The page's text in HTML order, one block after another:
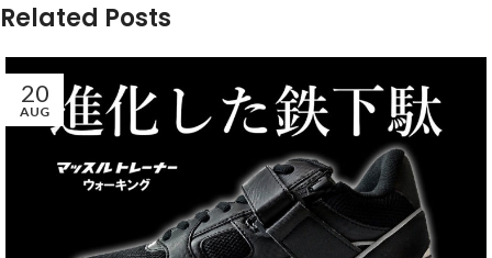
Related Posts
20
AUG